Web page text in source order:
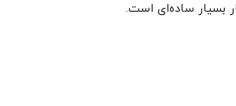
بسیار ساده‌ای است.